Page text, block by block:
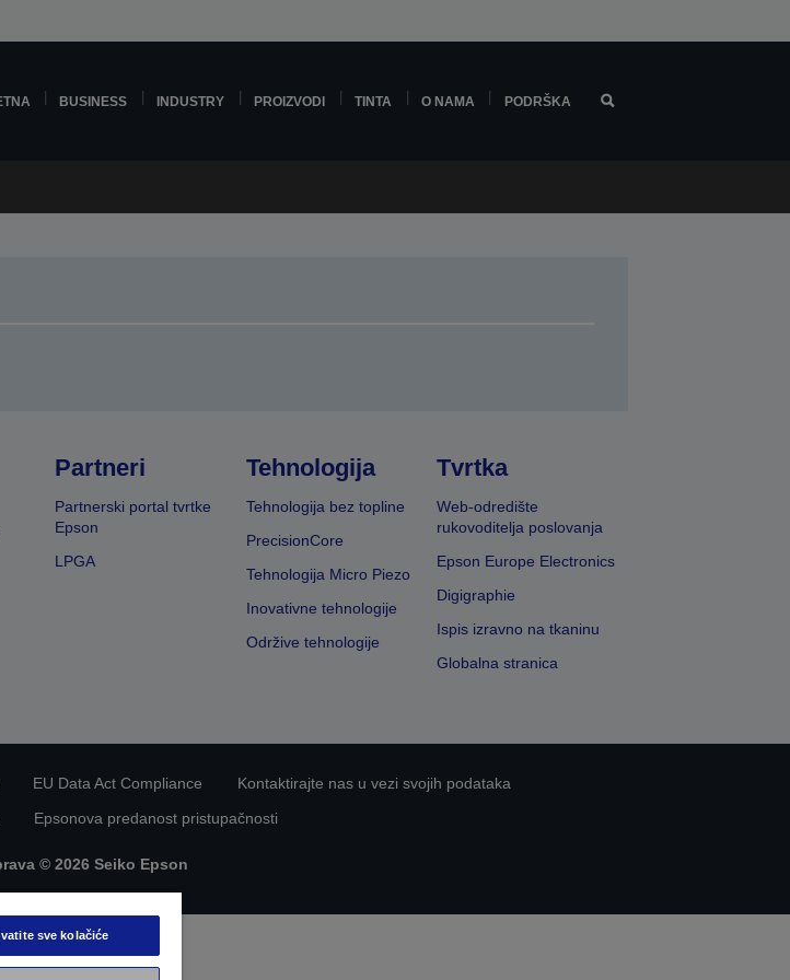
BUSINESS INDUSTRY PROIZVODI TINTA O NAMA PODRŠKA
Partneri
Partnerski portal tvrtke
Epson
LPGA
Tehnologija
Tehnologija bez topline
PrecisionCore
Tehnologija Micro Piezo
Inovativne tehnologije
Održive tehnologije
Tvrtka
Web-odredište
rukovoditelja poslovanja
Epson Europe Electronics
Digigraphie
Ispis izravno na tkaninu
Globalna stranica
EU Data Act Compliance
Kontaktirajte nas u vezi svojih podataka
Epsonova predanost pristupačnosti
© 2026 Seiko Epson
sve kolačiće